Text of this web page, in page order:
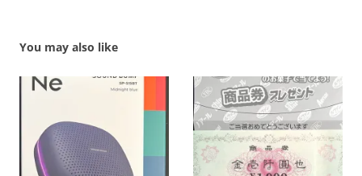
You may also like